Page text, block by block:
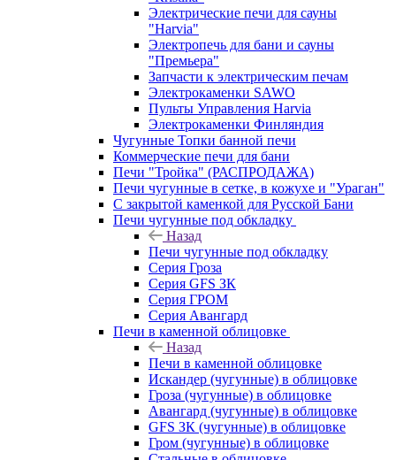
Электрические печи для сауны
"Harvia"
Электропечь для бани и сауны
"Премьера"
Запчасти к электрическим печам
Электрокаменки SAWO
Пульты Управления Harvia
Электрокаменки Финляндия
Чугунные Топки банной печи
Коммерческие печи для бани
Печи "Тройка" (РАСПРОДАЖА)
Печи чугунные в сетке, в кожухе и "Ураган"
С закрытой каменкой для Русской Бани
Печи чугунные под обкладку
Назад
Печи чугунные под обкладку
Серия Гроза
Серия GFS ЗК
Серия ГРОМ
Серия Авангард
Печи в каменной облицовке
Назад
Печи в каменной облицовке
Искандер (чугунные) в облицовке
Гроза (чугунные) в облицовке
Авангард (чугунные) в облицовке
GFS ЗК (чугунные) в облицовке
Гром (чугунные) в облицовке